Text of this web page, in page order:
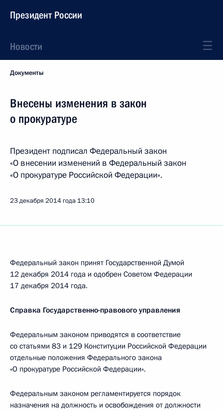
Президент России
Новости
Документы
Внесены изменения в закон
о прокуратуре
Президент подписал Федеральный закон
«О внесении изменений в Федеральный закон
«О прокуратуре Российской Федерации».
23 декабря 2014 года 13:10
Федеральный закон принят Государственной Думой
12 декабря 2014 года и одобрен Советом Федерации
17 декабря 2014 года.
Справка Государственно-правового управления
Федеральным законом приводятся в соответствие
со статьями 83 и 129 Конституции Российской Федерации
отдельные положения Федерального закона
«О прокуратуре Российской Федерации».
Федеральным законом регламентируется порядок
назначения на должность и освобождения от должности